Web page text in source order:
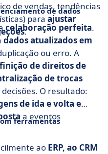
de vendas, tendências
para ajustar
.
de dados
colaboração perfeita.
dados atualizados em
ou erro. A
de direitos de
de trocas
O resultado:
de ida e volta e
a eventos
ferramentas
ao ERP, ao CRM